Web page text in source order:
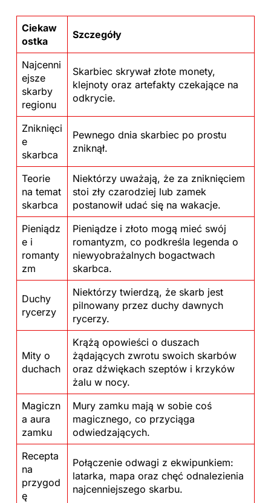
Ciekaw
ostka
Szczegóły
Najcenni
ejsze
skarby
regionu
Skarbiec skrywał złote monety,
klejnoty oraz artefakty czekające na
odkrycie.
Zniknięci
e
skarbca
Pewnego dnia skarbiec po prostu
zniknął.
Teorie
na temat
skarbca
Niektórzy uważają, że za zniknięciem
stoi zły czarodziej lub zamek
postanowił udać się na wakacje.
Pieniądz
e i
romanty
zm
Pieniądze i złoto mogą mieć swój
romantyzm, co podkreśla legenda o
niewyobrażalnych bogactwach
skarbca.
Duchy
rycerzy
Niektórzy twierdzą, że skarb jest
pilnowany przez duchy dawnych
rycerzy.
Mity o
duchach
Krążą opowieści o duszach
żądających zwrotu swoich skarbów
oraz dźwiękach szeptów i krzyków
żalu w nocy.
Magiczn
a aura
zamku
Mury zamku mają w sobie coś
magicznego, co przyciąga
odwiedzających.
Recepta
na
przygod
ę
Połączenie odwagi z ekwipunkiem:
latarka, mapa oraz chęć odnalezienia
najcenniejszego skarbu.